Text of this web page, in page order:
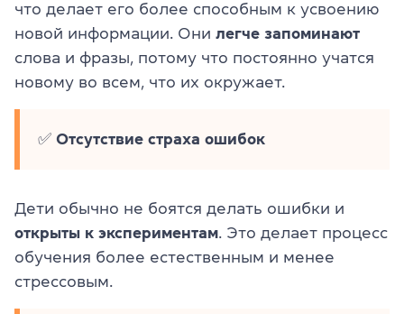
что делает его более способным к усвоению
новой информации. Они легче запоминают
слова и фразы, потому что постоянно учатся
новому во всем, что их окружает.
✅ Отсутствие страха ошибок
Дети обычно не боятся делать ошибки и
открыты к экспериментам. Это делает процесс
обучения более естественным и менее
стрессовым.